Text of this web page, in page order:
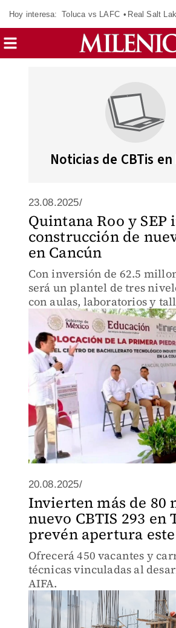
Hoy interesa: Toluca vs LAFC Real Salt
Noticias de CBTis
23.08.2025/
Quintana Roo y
construcción de
en Cancún
Con inversión de 62.5
será un plantel de tres
con aulas, laboratorios y
20.08.2025/
Invierten más de 80
nuevo CBTIS 293 en
prevén apertura
Ofrecerá 450 vacantes y
técnicas vinculadas al
AIFA.